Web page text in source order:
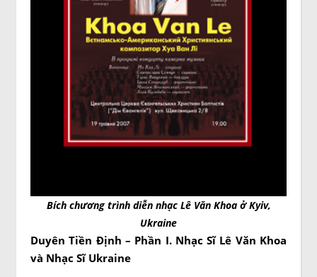
Bích chương trình diễn nhạc Lê Văn Khoa ở Kyiv,
Ukraine
Duyên Tiền Định – Phần I. Nhạc Sĩ Lê Văn Khoa
và Nhạc Sĩ Ukraine